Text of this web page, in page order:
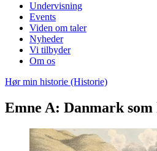
Undervisning
Events
Viden om taler
Nyheder
Vi tilbyder
Om os
Hør min historie (Historie)
Emne A: Danmark